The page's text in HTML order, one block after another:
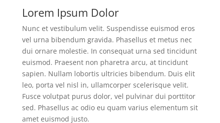
Lorem Ipsum Dolor
Nunc et vestibulum velit. Suspendisse euismod eros
vel urna bibendum gravida. Phasellus et metus nec
dui ornare molestie. In consequat urna sed tincidunt
euismod. Praesent non pharetra arcu, at tincidunt
sapien. Nullam lobortis ultricies bibendum. Duis elit
leo, porta vel nisl in, ullamcorper scelerisque velit.
Fusce volutpat purus dolor, vel pulvinar dui porttitor
sed. Phasellus ac odio eu quam varius elementum sit
amet euismod justo.